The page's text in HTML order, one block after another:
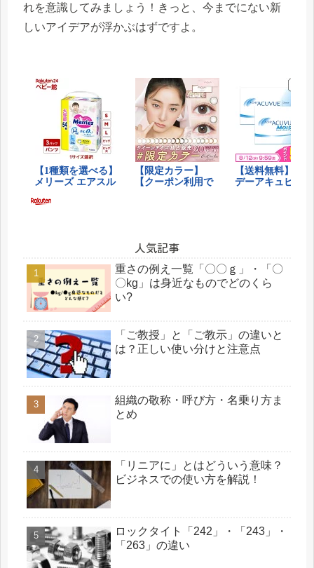
れを意識してみましょう！きっと、今までにない新
しいアイデアが浮かぶはずですよ。
人気記事
重さの例え一覧「〇〇ｇ」・「〇
〇kg」は身近なものでどのくら
い?
「ご教授」と「ご教示」の違いと
は？正しい使い分けと注意点
組織の敬称・呼び方・名乗り方ま
とめ
「リニアに」とはどういう意味？
ビジネスでの使い方を解説！
ロックタイト「242」・「243」・
「263」の違い